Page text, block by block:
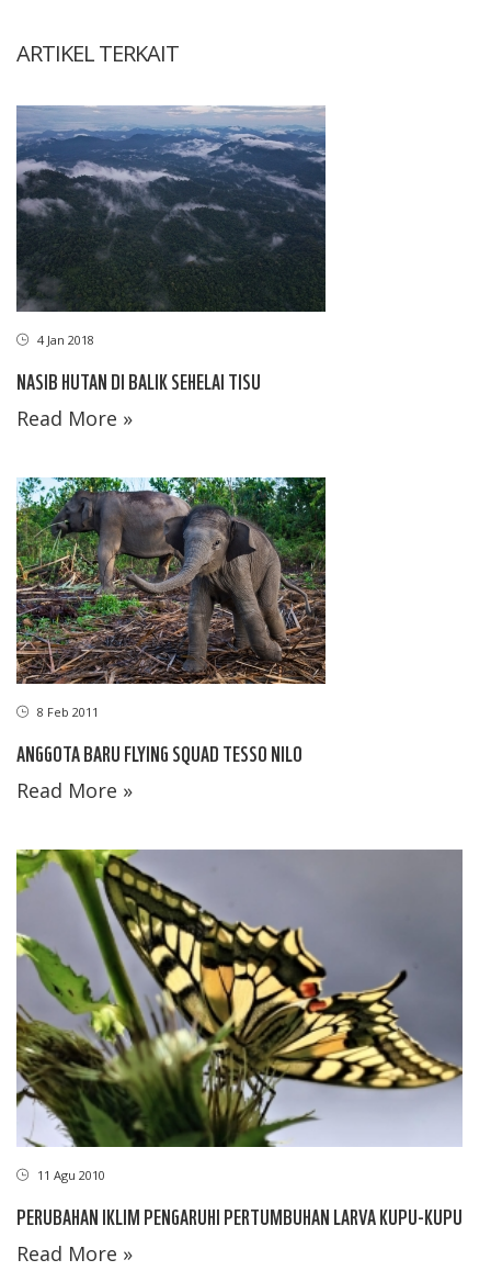
ARTIKEL TERKAIT
4 Jan 2018
NASIB HUTAN DI BALIK SEHELAI TISU
Read More »
8 Feb 2011
ANGGOTA BARU FLYING SQUAD TESSO NILO
Read More »
11 Agu 2010
PERUBAHAN IKLIM PENGARUHI PERTUMBUHAN LARVA KUPU-KUPU
Read More »